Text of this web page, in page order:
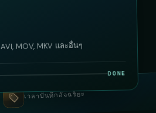
เวลาบันทึกอัจฉริยะ
MOV, MKV และอื่นๆ
DONE